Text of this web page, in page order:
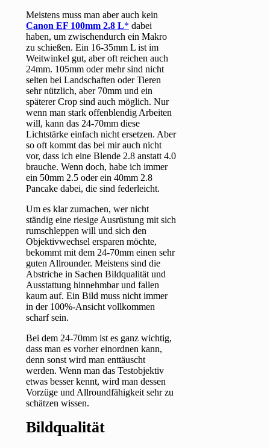
Meistens muss man aber auch kein
Canon EF 100mm 2.8 L
dabei
haben, um zwischendurch ein Makro
zu schießen. Ein 16-35mm L ist im
Weitwinkel gut, aber oft reichen auch
24mm. 105mm oder mehr sind nicht
selten bei Landschaften oder Tieren
sehr nützlich, aber 70mm und ein
späterer Crop sind auch möglich. Nur
wenn man stark offenblendig Arbeiten
will, kann das 24-70mm diese
Lichtstärke einfach nicht ersetzen. Aber
so oft kommt das bei mir auch nicht
vor, dass ich eine Blende 2.8 anstatt 4.0
brauche. Wenn doch, habe ich immer
ein 50mm 2.5 oder ein 40mm 2.8
Pancake dabei, die sind federleicht.
Um es klar zumachen, wer nicht
ständig eine riesige Ausrüstung mit sich
rumschleppen will und sich den
Objektivwechsel ersparen möchte,
bekommt mit dem 24-70mm einen sehr
guten Allrounder. Meistens sind die
Abstriche in Sachen Bildqualität und
Ausstattung hinnehmbar und fallen
kaum auf. Ein Bild muss nicht immer
in der 100%-Ansicht vollkommen
scharf sein.
Bei dem 24-70mm ist es ganz wichtig,
dass man es vorher einordnen kann,
denn sonst wird man enttäuscht
werden. Wenn man das Testobjektiv
etwas besser kennt, wird man dessen
Vorzüge und Allroundfähigkeit sehr zu
schätzen wissen.
Bildqualität